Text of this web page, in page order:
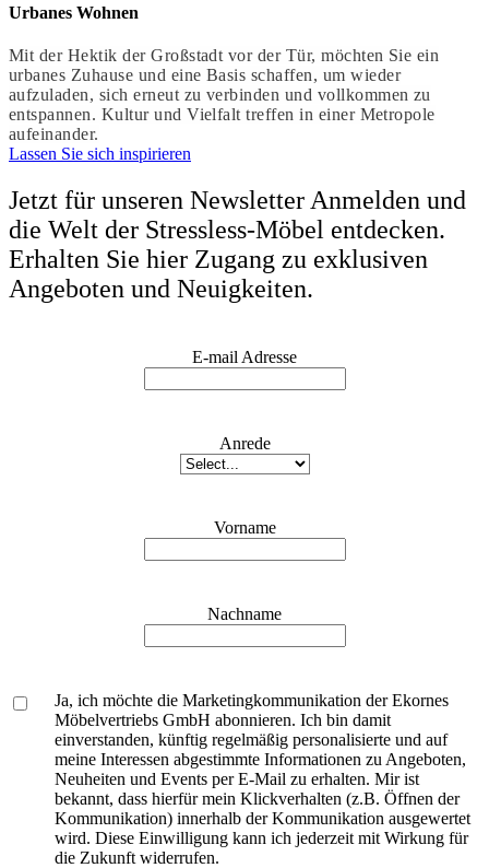
Urbanes Wohnen
Mit der Hektik der Großstadt vor der Tür, möchten Sie ein
urbanes Zuhause und eine Basis schaffen, um wieder
aufzuladen, sich erneut zu verbinden und vollkommen zu
entspannen. Kultur und Vielfalt treffen in einer Metropole
aufeinander.
Lassen Sie sich inspirieren
Jetzt für unseren Newsletter Anmelden und
die Welt der Stressless-Möbel entdecken.
Erhalten Sie hier Zugang zu exklusiven
Angeboten und Neuigkeiten.
E-mail Adresse
Anrede
Vorname
Nachname
Ja, ich möchte die Marketingkommunikation der Ekornes
Möbelvertriebs GmbH abonnieren. Ich bin damit
einverstanden, künftig regelmäßig personalisierte und auf
meine Interessen abgestimmte Informationen zu Angeboten,
Neuheiten und Events per E-Mail zu erhalten. Mir ist
bekannt, dass hierfür mein Klickverhalten (z.B. Öffnen der
Kommunikation) innerhalb der Kommunikation ausgewertet
wird. Diese Einwilligung kann ich jederzeit mit Wirkung für
die Zukunft widerrufen.